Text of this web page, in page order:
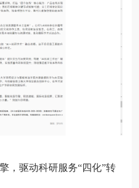
，驱动科研服务“四化”转